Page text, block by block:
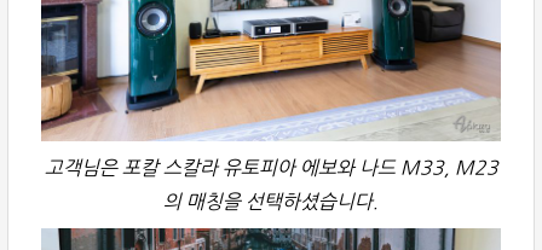
고객님은 포칼 스칼라 유토피아 에보와 나드 M33, M23
의 매칭을 선택하셨습니다.